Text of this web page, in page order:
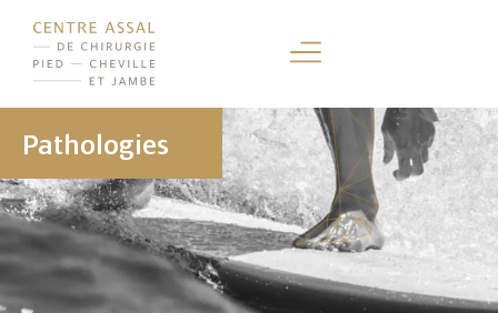
Pathologies